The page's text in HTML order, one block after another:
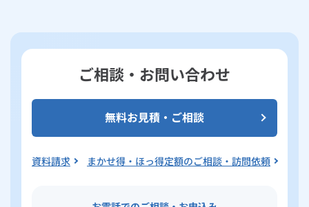
ご相談・お問い合わせ
無料お見積・ご相談
資料請求 まかせ得・ほっ得定額のご相談・訪問依頼